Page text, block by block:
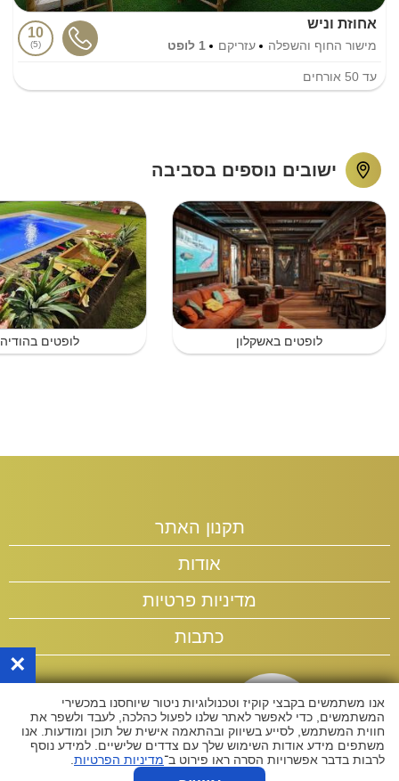
אחוזת וניש
מישור החוף והשפלה עזריקם 1 לופט
10
5
עד 50 אורחים
ישובים נוספים בסביבה
לופטים באשקלון לופטים בהודיה
תקנון האתר
אודות
מדיניות פרטיות
כתבות
×
אנו משתמשים בקבצי קוקיז וטכנולוגיות ניטור שיוחסנו במכשירי
המשתמשים, כדי לאפשר לאתר שלנו לפעול כהלכה, לעבד ולשפר את
חווית המשתמש, לסייע בשיווק ובהתאמה אישית של תוכן ומודעות. אנו
משתפים מידע אודות השימוש שלך עם צדדים שלישיים. למידע נוסף
לרבות בדבר אפשרויות הסרה ראו פירוט ב־מדיניות הפרטיות